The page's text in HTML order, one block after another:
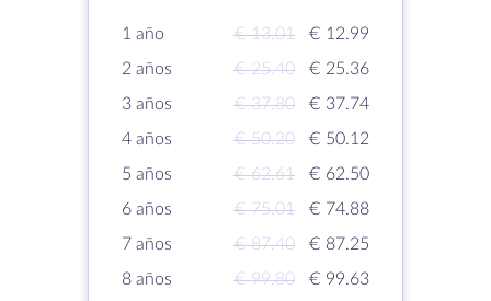
1 año € 13.01
€ 12.99
2 años
€ 25.40
€ 25.36
3 años
€ 37.80
€ 37.74
4 años
€ 50.20
€ 50.12
5 años
€ 62.61
€ 62.50
6 años
€ 75.01
€ 74.88
7 años
€ 87.40
€ 87.25
8 años
€ 99.80
€ 99.63